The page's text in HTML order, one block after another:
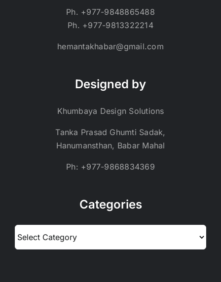
Ph. +977-9848865488
Ph. +977-9813322214
hemantakhabar@gmail.com
Designed by
Khumbaya Design Solutions
Tanka Prasad Ghumti Sadak,
Hanumansthan, Babar Mahal
Ph: +977-9868834369
Categories